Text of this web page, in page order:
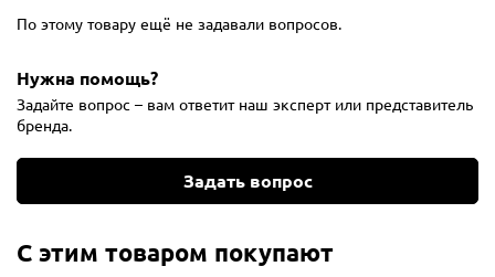
По этому товару ещё не задавали вопросов.
Нужна помощь?
Задайте вопрос – вам ответит наш эксперт или представитель
бренда.
Задать вопрос
С этим товаром покупают